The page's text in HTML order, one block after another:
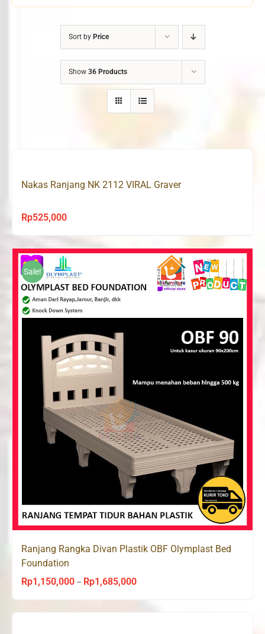
Sort by Price
Show 36 Products
Nakas Ranjang NK 2112 VIRAL Graver
Rp525,000
Sale!
Ranjang Rangka Divan Plastik OBF Olymplast Bed
Foundation
Rp1,150,000 – Rp1,685,000Price
Rp1,150,000